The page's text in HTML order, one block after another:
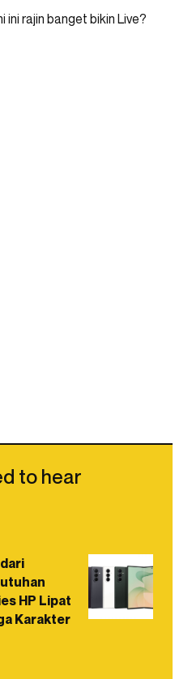
rajin banget bikin Live?
to hear
HP Lipat
Karakter